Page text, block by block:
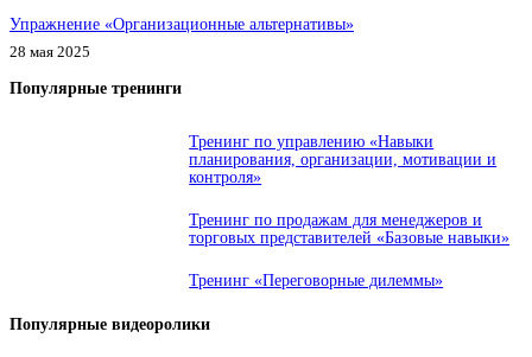
Упражнение «Организационные альтернативы»
28 мая 2025
Популярные тренинги
Тренинг по управлению «Навыки
планирования, организации, мотивации и
контроля»
Тренинг по продажам для менеджеров и
торговых представителей «Базовые навыки»
Тренинг «Переговорные дилеммы»
Популярные видеоролики